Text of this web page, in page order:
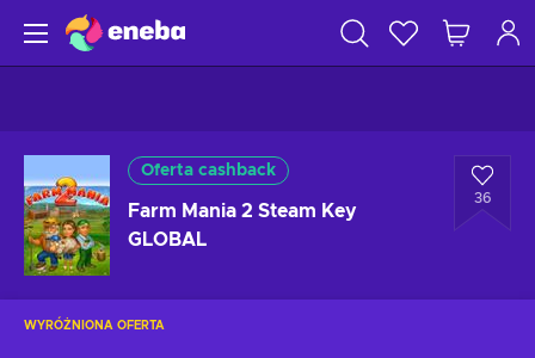
Oferta cashback
Farm Mania 2 Steam Key
GLOBAL
36
WYRÓŻNIONA OFERTA